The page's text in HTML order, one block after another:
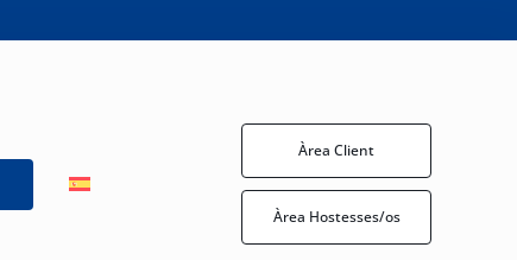
Àrea Client
Àrea Hostesses/os